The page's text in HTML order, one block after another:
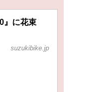
』に花束
suzukibike.jp